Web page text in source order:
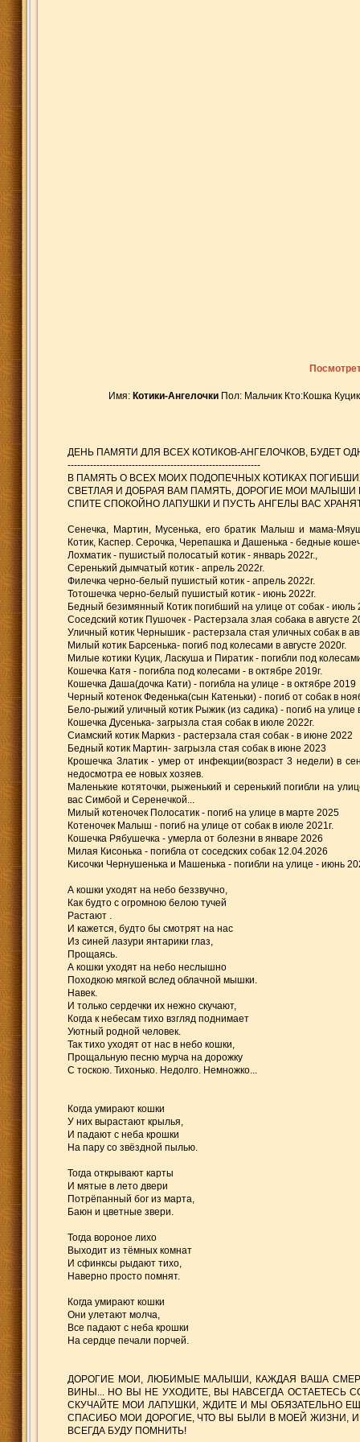
Имя: Котики-Ангелочки Пол: Мальчик Кто:Кошка
ДЕНЬ ПАМЯТИ ДЛЯ ВСЕХ КОТИКОВ-АНГЕЛОЧКОВ, БУДЕТ
------------------------------------------------------------
В ПАМЯТЬ О ВСЕХ МОИХ ПОДОПЕЧНЫХ КОТИКАХ
СВЕТЛАЯ И ДОБРАЯ ВАМ ПАМЯТЬ, ДОРОГИЕ МОИ МАЛЫШИ
СПИТЕ СПОКОЙНО ЛАПУШКИ И ПУСТЬ АНГЕЛЫ ВАС
Сенечка, Мартин, Мусенька, его братик Малыш и мама-
Котик, Каспер. Серочка, Черепашка и Дашенька - бедные
Лохматик - пушистый полосатый котик - январь 2022г.,
Серенький дымчатый котик - апрель 2022г.
Филечка черно-белый пушистый котик - апрель 2022г.
Тотошечка черно-белый пушистый котик - июнь 2022г.
Бедный безимянный Котик погибший на улице от собак - июль
Соседский котик Пушочек - Растерзала злая собака в августе
Уличный котик Чернышик - растерзала стая уличных собак в
Милый котик Барсенька- погиб под колесами в августе 2020г.
Милые котики Куцик, Ласкуша и Пиратик - погибли под
Кошечка Катя - погибла под колесами - в октябре 2019г.
Кошечка Даша(дочка Кати) - погибла на улице - в октябре 2019
Черный котенок Феденька(сын Катеньки) - погиб от собак в
Бело-рыжий уличный котик Рыжик (из садика) - погиб на
Кошечка Дусенька- загрызла стая собак в июле 2022г.
Сиамский котик Маркиз - растерзала стая собак - в июне 2022
Бедный котик Мартин- загрызла стая собак в июне 2023
Крошечка Златик - умер от инфекции(возраст 3 недели) в
недосмотра ее новых хозяев.
Маленькие котяточки, рыженький и серенький погибли на
вас Симбой и Серенечкой...
Милый котеночек Полосатик - погиб на улице в марте 2025
Котеночек Малыш - погиб на улице от собак в июле 2021г.
Кошечка Рябушечка - умерла от болезни в январе 2026
Милая Кисонька - погибла от соседских собак 12.04.2026
Кисочки Чернушенька и Машенька - погибли на улице - июнь
А кошки уходят на небо беззвучно,
Как будто с огромною белою тучей
Растают .
И кажется, будто бы смотрят на нас
Из синей лазури янтарики глаз,
Прощаясь.
А кошки уходят на небо неслышно
Походкою мягкой вслед облачной мышки.
Навек.
И только сердечки их нежно скучают,
Когда к небесам тихо взгляд поднимает
Уютный родной человек.
Так тихо уходят от нас в небо кошки,
Прощальную песню мурча на дорожку
С тоскою. Тихонько. Недолго. Немножко...
Когда умирают кошки
У них вырастают крылья,
И падают с неба крошки
На пару со звёздной пылью.
Тогда открывают карты
И мятые в лето двери
Потрёпанный бог из марта,
Баюн и цветные звери.
Тогда вороное лихо
Выходит из тёмных комнат
И сфинксы рыдают тихо,
Наверно просто помнят.
Когда умирают кошки
Они улетают молча,
Все падают с неба крошки
На сердце печали порчей.
ДОРОГИЕ МОИ, ЛЮБИМЫЕ МАЛЫШИ, КАЖДАЯ ВАША
ВИНЫ... НО ВЫ НЕ УХОДИТЕ, ВЫ НАВСЕГДА ОСТАЕТЕСЬ
СКУЧАЙТЕ МОИ ЛАПУШКИ, ЖДИТЕ И МЫ ОБЯЗАТЕЛЬНО
СПАСИБО МОИ ДОРОГИЕ, ЧТО ВЫ БЫЛИ В МОЕЙ ЖИЗНИ,
ВСЕГДА БУДУ ПОМНИТЬ!